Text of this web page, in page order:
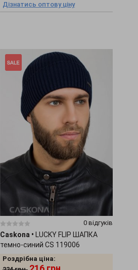
Дізнатись оптову ціну
0 відгуків
Caskona •
LUCKY FLIP ШАПКА
темно-синий CS 119006
Роздрібна ціна: